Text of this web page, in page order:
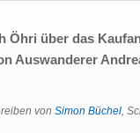
Öhri über das
Auswanderer
von Simon Büchel,